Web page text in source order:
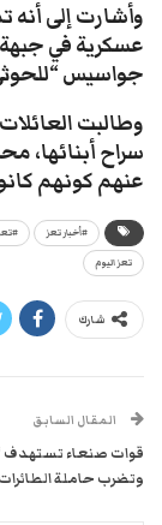
وأشارت إلى أنه
عسكرية في جبهة
جواسيس
وطالبت
سراح أبنائها،
عنهم كونهم
#أخبار تعز
تعز اليوم
شارك
المقال السابق
قوات صنعاء تستهدف
وتضرب حاملة